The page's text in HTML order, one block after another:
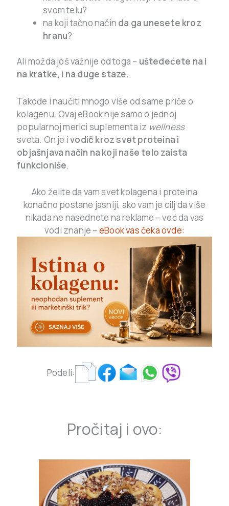
svom telu?
na koji tačno način da ga unesete kroz
hranu?
Ali možda još važnije od toga – uštedećete na i
na kratke, i na duge staze.
Takođe i naučiti mnogo više od same priče o
kolagenu. Ovaj eBook nije samo o jednoj
popularnoj merici suplementa iz wellness
sveta. On je ivodič kroz svet proteina i
objašnjava način na koji naše telo zaista
funkcioniše.
Ako želite da vam svet kolagena i proteina
konačno postane jasniji, ako vam je cilj da više
nikada ne nasednete na reklame – već da vas
vodi znanje – eBook vas čeka ovde:
Podeli:
Pročitaj i ovo: